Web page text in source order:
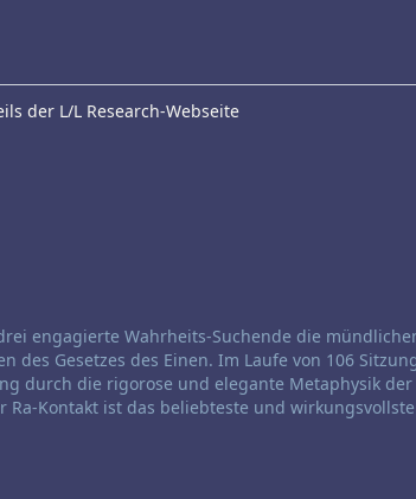
der L/L Research-Webseite
engagierte Wahrheits-Suchende die
des Gesetzes des Einen. Im Laufe von 106
durch die rigorose und elegante Metaphysik
Kontakt ist das beliebteste und